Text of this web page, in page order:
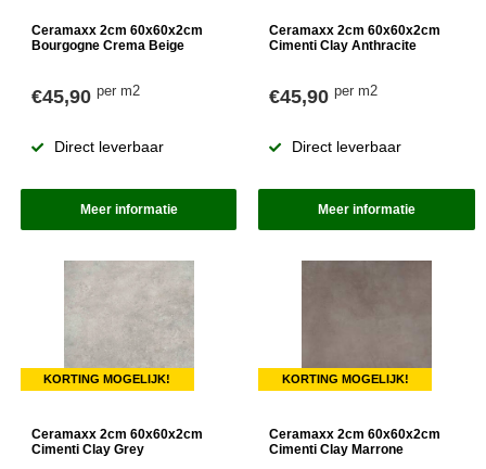
Ceramaxx 2cm 60x60x2cm
Bourgogne Crema Beige
€45,90 per m2
Direct leverbaar
Meer informatie
Ceramaxx 2cm 60x60x2cm
Cimenti Clay Anthracite
€45,90per m2
Direct leverbaar
Meer informatie
KORTING MOGELIJK!
Ceramaxx 2cm 60x60x2cm
Cimenti Clay Grey
KORTING MOGELIJK!
Ceramaxx 2cm 60x60x2cm
Cimenti Clay Marrone